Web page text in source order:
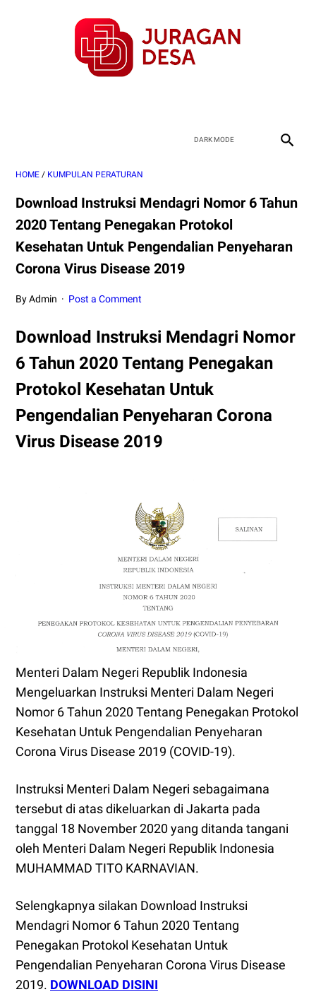
HOME / KUMPULAN PERATURAN
Download Instruksi Mendagri Nomor 6 Tahun
2020 Tentang Penegakan Protokol
Kesehatan Untuk Pengendalian Penyeharan
Corona Virus Disease 2019
By Admin Post a Comment
Download Instruksi Mendagri Nomor
6 Tahun 2020 Tentang Penegakan
Protokol Kesehatan Untuk
Pengendalian Penyeharan Corona
Virus Disease 2019
Menteri Dalam Negeri Republik Indonesia
Mengeluarkan Instruksi Menteri Dalam Negeri
Nomor 6 Tahun 2020 Tentang Penegakan Protokol
Kesehatan Untuk Pengendalian Penyeharan
Corona Virus Disease 2019 (COVID-19).
Instruksi Menteri Dalam Negeri sebagaimana
tersebut di atas dikeluarkan di Jakarta pada
tanggal 18 November 2020 yang ditanda tangani
oleh Menteri Dalam Negeri Republik Indonesia
MUHAMMAD TITO KARNAVIAN.
Selengkapnya silakan Download Instruksi
Mendagri Nomor 6 Tahun 2020 Tentang
Penegakan Protokol Kesehatan Untuk
Pengendalian Penyeharan Corona Virus Disease
2019. DOWNLOAD DISINI